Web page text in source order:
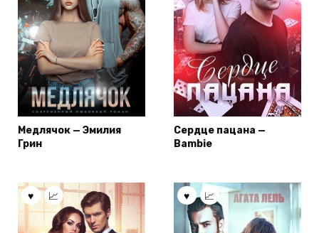
Медлячок — Эмилия
Грин
Сердце пацана —
Bambie